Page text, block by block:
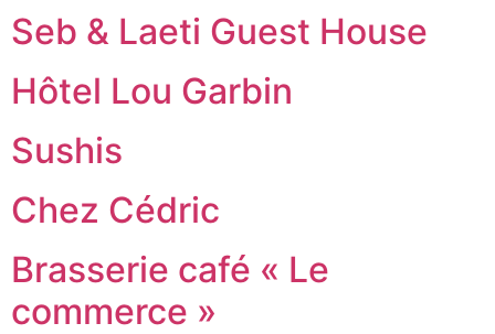
Seb & Laeti Guest House
Hôtel Lou Garbin
Sushis
Chez Cédric
Brasserie café « Le
commerce »